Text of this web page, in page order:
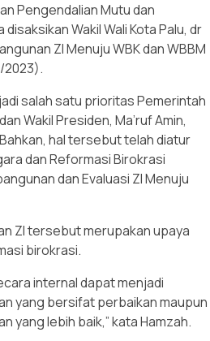
Pengendalian Mutu dan
Wakil Wali Kota Palu, dr
ZI Menuju WBK dan WBBM
2023).
salah satu prioritas Pemerintah
Wakil Presiden, Ma’ruf Amin,
hal tersebut telah diatur
dan Reformasi Birokrasi
dan Evaluasi ZI Menuju
ZI tersebut merupakan upaya
birokrasi.
internal dapat menjadi
yang bersifat perbaikan maupun
yang lebih baik,” kata Hamzah.